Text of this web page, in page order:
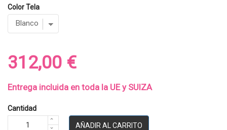
Color Tela
312,00 €
Entrega incluida en toda la UE y SUIZA
Cantidad
AÑADIR AL CARRITO